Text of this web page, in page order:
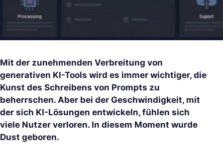
Mit der zunehmenden Verbreitung von
generativen KI-Tools wird es immer wichtiger, die
Kunst des Schreibens von Prompts zu
beherrschen. Aber bei der Geschwindigkeit, mit
der sich KI-Lösungen entwickeln, fühlen sich
viele Nutzer verloren. In diesem Moment wurde
Dust geboren.